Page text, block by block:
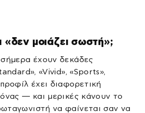
«δεν μοιάζει σωστή»;
έχουν δεκάδες
«Vivid», «Sports»,
έχει διαφορετική
— και μερικές κάνουν το
να φαίνεται σαν να